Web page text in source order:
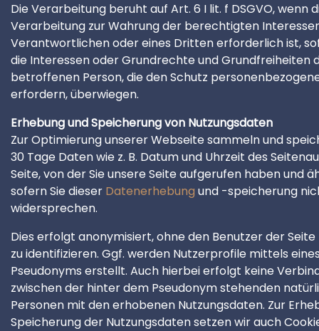
Die Verarbeitung beruht auf Art. 6 I lit. f DSGVO, wenn
Verarbeitung zur Wahrung der berechtigten
Verantwortlichen oder eines Dritten erforderlich ist,
die Interessen oder Grundrechte und Grundfreiheiten
betroffenen Person, die den Schutz
erfordern, überwiegen.
Erhebung und Speicherung von Nutzungsdaten
Zur Optimierung unserer Webseite sammeln und
30 Tage Daten wie z. B. Datum und Uhrzeit des
Seite, von der Sie unsere Seite aufgerufen haben und
sofern Sie dieser Datenerhebung und -speicherung
widersprechen.
Dies erfolgt anonymisiert, ohne den Benutzer der
zu identifizieren. Ggf. werden Nutzerprofile mittels
Pseudonyms erstellt. Auch hierbei erfolgt keine
zwischen der hinter dem Pseudonym stehenden
Personen mit den erhobenen Nutzungsdaten. Zur
Speicherung der Nutzungsdaten setzen wir auch